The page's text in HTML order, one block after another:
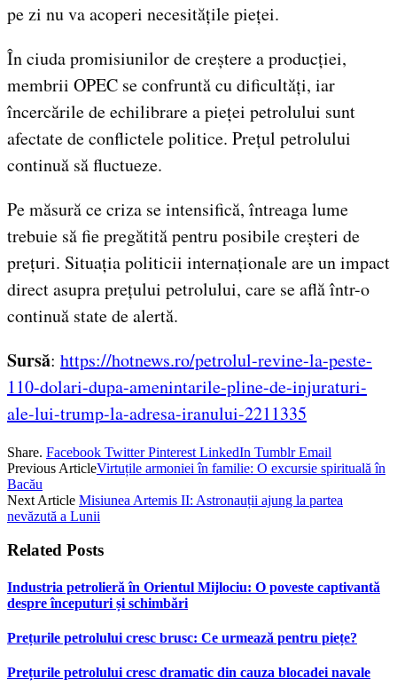
pe zi nu va acoperi necesitățile pieței.
În ciuda promisiunilor de creștere a producției,
membrii OPEC se confruntă cu dificultăți, iar
încercările de echilibrare a pieței petrolului sunt
afectate de conflictele politice. Prețul petrolului
continuă să fluctueze.
Pe măsură ce criza se intensifică, întreaga lume
trebuie să fie pregătită pentru posibile creșteri de
prețuri. Situația politicii internaționale are un impact
direct asupra prețului petrolului, care se află într-o
continuă state de alertă.
Sursă: https://hotnews.ro/petrolul-revine-la-peste-
110-dolari-dupa-amenintarile-pline-de-injuraturi-
ale-lui-trump-la-adresa-iranului-2211335
Share. Facebook Twitter Pinterest LinkedIn Tumblr Email
Previous ArticleVirtuțile armoniei în familie: O excursie spirituală în
Bacău
Next Article Misiunea Artemis II: Astronauții ajung la partea
nevăzută a Lunii
Related Posts
Industria petrolieră în Orientul Mijlociu: O poveste captivantă
despre începuturi și schimbări
Prețurile petrolului cresc brusc: Ce urmează pentru piețe?
Prețurile petrolului cresc dramatic din cauza blocadei navale